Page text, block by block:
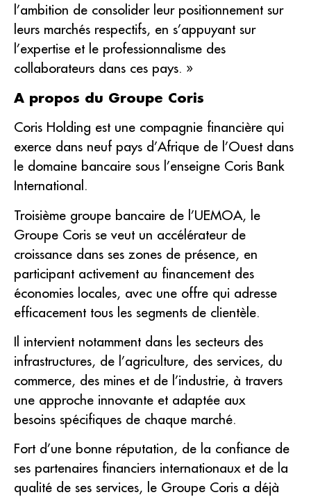
l’ambition de consolider leur positionnement sur
leurs marchés respectifs, en s’appuyant sur
l’expertise et le professionnalisme des
collaborateurs dans ces pays. »
A propos du Groupe Coris
Coris Holding est une compagnie financière qui
exerce dans neuf pays d’Afrique de l’Ouest dans
le domaine bancaire sous l’enseigne Coris Bank
International.
Troisième groupe bancaire de l’UEMOA, le
Groupe Coris se veut un accélérateur de
croissance dans ses zones de présence, en
participant activement au financement des
économies locales, avec une offre qui adresse
efficacement tous les segments de clientèle.
Il intervient notamment dans les secteurs des
infrastructures, de l’agriculture, des services, du
commerce, des mines et de l’industrie, à travers
une approche innovante et adaptée aux
besoins spécifiques de chaque marché.
Fort d’une bonne réputation, de la confiance de
ses partenaires financiers internationaux et de la
qualité de ses services, le Groupe Coris a déjà